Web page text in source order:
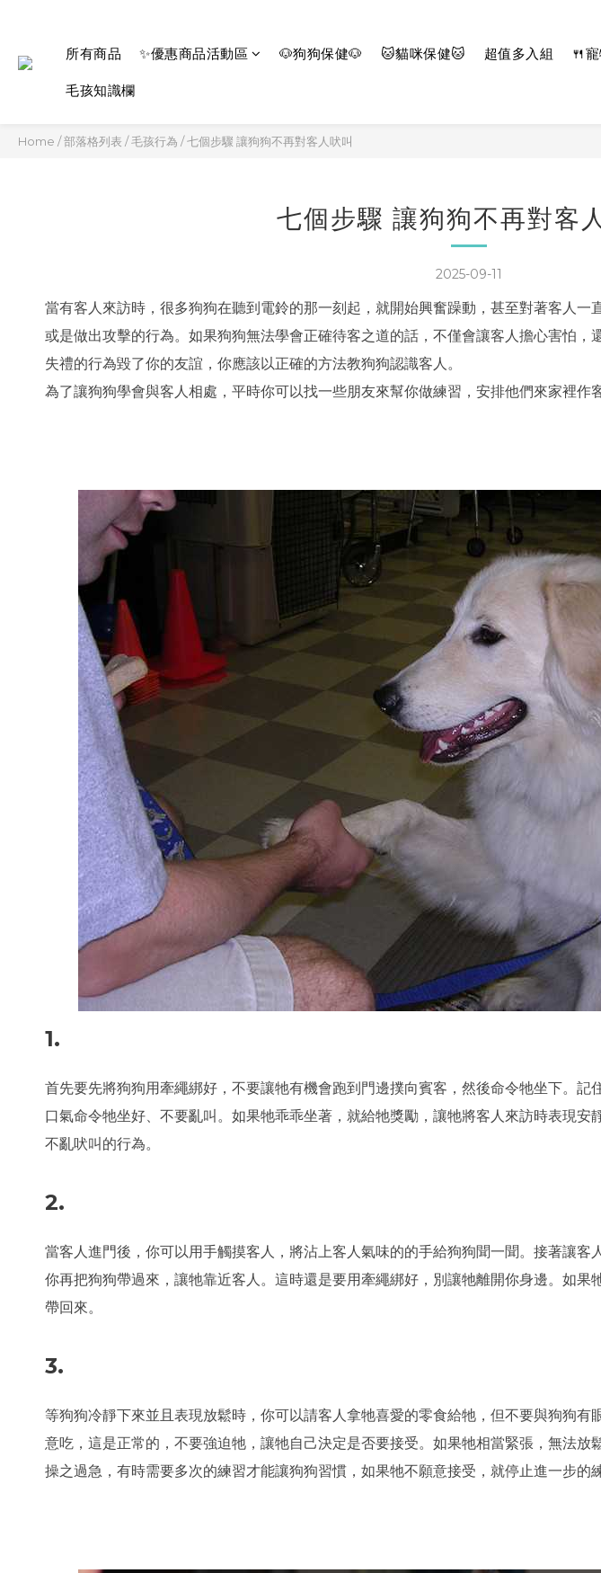
所有商品 ✨優惠商品活動區 🐶狗狗保健🐶 🐱貓咪保健🐱 超值多入組 🍴
毛孩知識欄
Home /部落格列表 /毛孩行為 /七個步驟 讓狗狗不再對客人吠叫
七個步驟 讓狗狗不再對客
2025-09-11
當有客人來訪時，很多狗狗在聽到電鈴的那一刻起，就開始興奮躁動，甚至對著客人一
或是做出攻擊的行為。如果狗狗無法學會正確待客之道的話，不僅會讓客人擔心害怕，
失禮的行為毀了你的友誼，你應該以正確的方法教狗狗認識客人。
為了讓狗狗學會與客人相處，平時你可以找一些朋友來幫你做練習，安排他們來家裡作
1.
首先要先將狗狗用牽繩綁好，不要讓牠有機會跑到門邊撲向賓客，然後命令牠坐下。記
口氣命令牠坐好、不要亂叫。如果牠乖乖坐著，就給牠獎勵，讓牠將客人來訪時表現安
不亂吠叫的行為。
2.
當客人進門後，你可以用手觸摸客人，將沾上客人氣味的的手給狗狗聞一聞。接著讓客
你再把狗狗帶過來，讓牠靠近客人。這時還是要用牽繩綁好，別讓牠離開你身邊。如
帶回來。
3.
等狗狗冷靜下來並且表現放鬆時，你可以請客人拿牠喜愛的零食給牠，但不要與狗狗
意吃，這是正常的，不要強迫牠，讓牠自己決定是否要接受。如果牠相當緊張，無法
操之過急，有時需要多次的練習才能讓狗狗習慣，如果牠不願意接受，就停止進一步的練